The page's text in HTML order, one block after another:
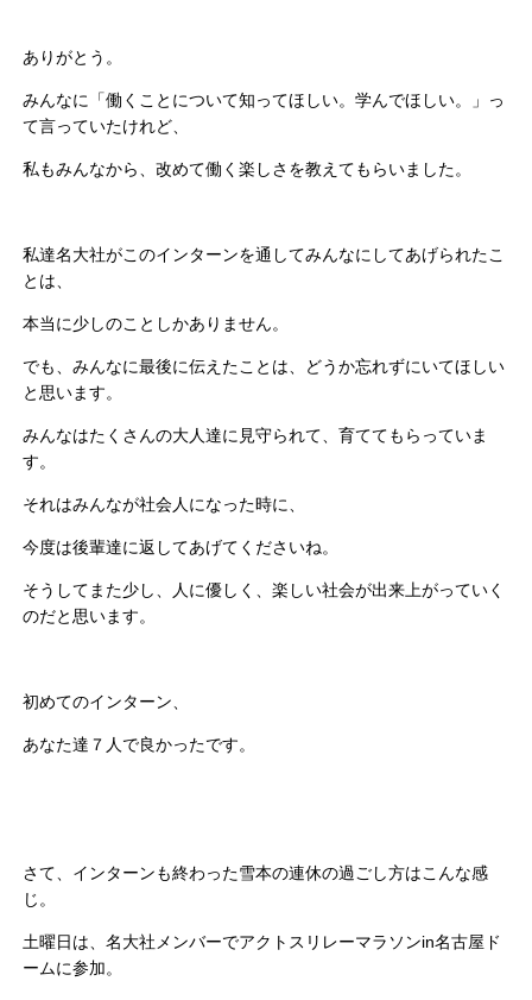
ありがとう。
みんなに「働くことについて知ってほしい。学んでほしい。」っ
て言っていたけれど、
私もみんなから、改めて働く楽しさを教えてもらいました。
私達名大社がこのインターンを通してみんなにしてあげられたこ
とは、
本当に少しのことしかありません。
でも、みんなに最後に伝えたことは、どうか忘れずにいてほしい
と思います。
みんなはたくさんの大人達に見守られて、育ててもらっていま
す。
それはみんなが社会人になった時に、
今度は後輩達に返してあげてくださいね。
そうしてまた少し、人に優しく、楽しい社会が出来上がっていく
のだと思います。
初めてのインターン、
あなた達７人で良かったです。
さて、インターンも終わった雪本の連休の過ごし方はこんな感
じ。
土曜日は、名大社メンバーでアクトスリレーマラソンin名古屋ド
ームに参加。